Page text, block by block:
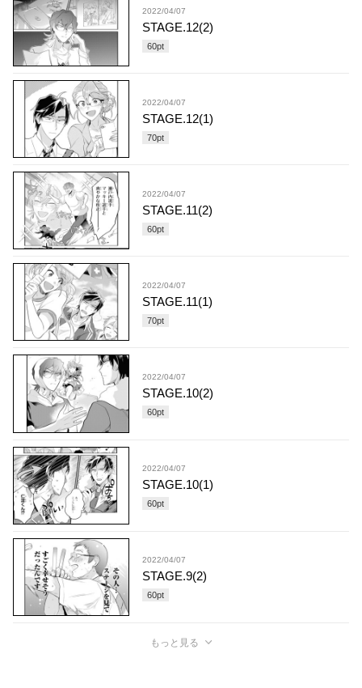
2022/04/07
STAGE.12(2)
60pt
2022/04/07
STAGE.12(1)
70pt
2022/04/07
STAGE.11(2)
60pt
2022/04/07
STAGE.11(1)
70pt
2022/04/07
STAGE.10(2)
60pt
2022/04/07
STAGE.10(1)
60pt
2022/04/07
STAGE.9(2)
60pt
もっと見る